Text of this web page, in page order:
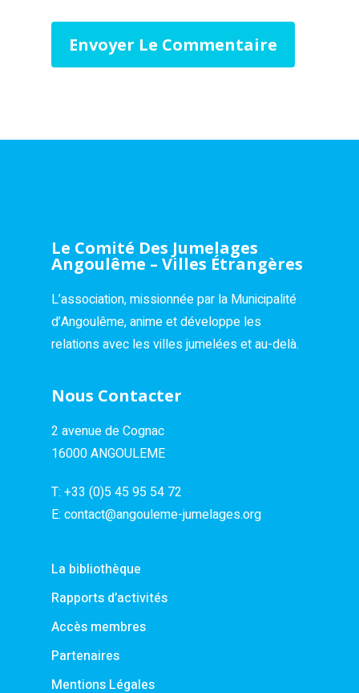
Le Comité Des Jumelages
Angoulême – Villes Étrangères
L’association, missionnée par la Municipalité
d’Angoulême, anime et développe les
relations avec les villes jumelées et au-delà.
Nous Contacter
2 avenue de Cognac
16000 ANGOULEME
T: +33 (0)5 45 95 54 72
E: contact@angouleme-jumelages.org
La bibliothèque
Rapports d’activités
Accès membres
Partenaires
Mentions Légales